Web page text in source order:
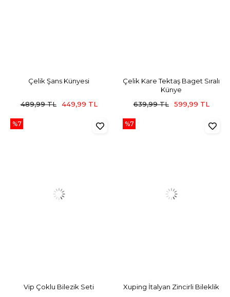
Çelik Şans Künyesi
489,99 TL 449,99 TL
Çelik Kare Tektaş Baget Sıralı
Künye
639,99 TL
599,99 TL
Vip Çoklu Bilezik Seti
%7
Xuping İtalyan Zincirli Bileklik
%7